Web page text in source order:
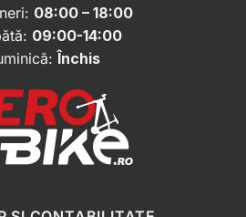
08:00 – 18:00
09:00-14:00
Închis